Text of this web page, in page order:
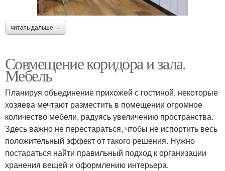
читать дальше →
Совмещение коридора и зала.
Мебель
Планируя объединение прихожей с гостиной, некоторые
хозяева мечтают разместить в помещении огромное
количество мебели, радуясь увеличению пространства.
Здесь важно не перестараться, чтобы не испортить весь
положительный эффект от такого решения. Нужно
постараться найти правильный подход к организации
хранения вещей и оформлению интерьера.